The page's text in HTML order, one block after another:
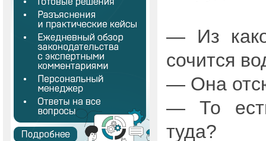
— Из
сочится
— Она
— То
туда?